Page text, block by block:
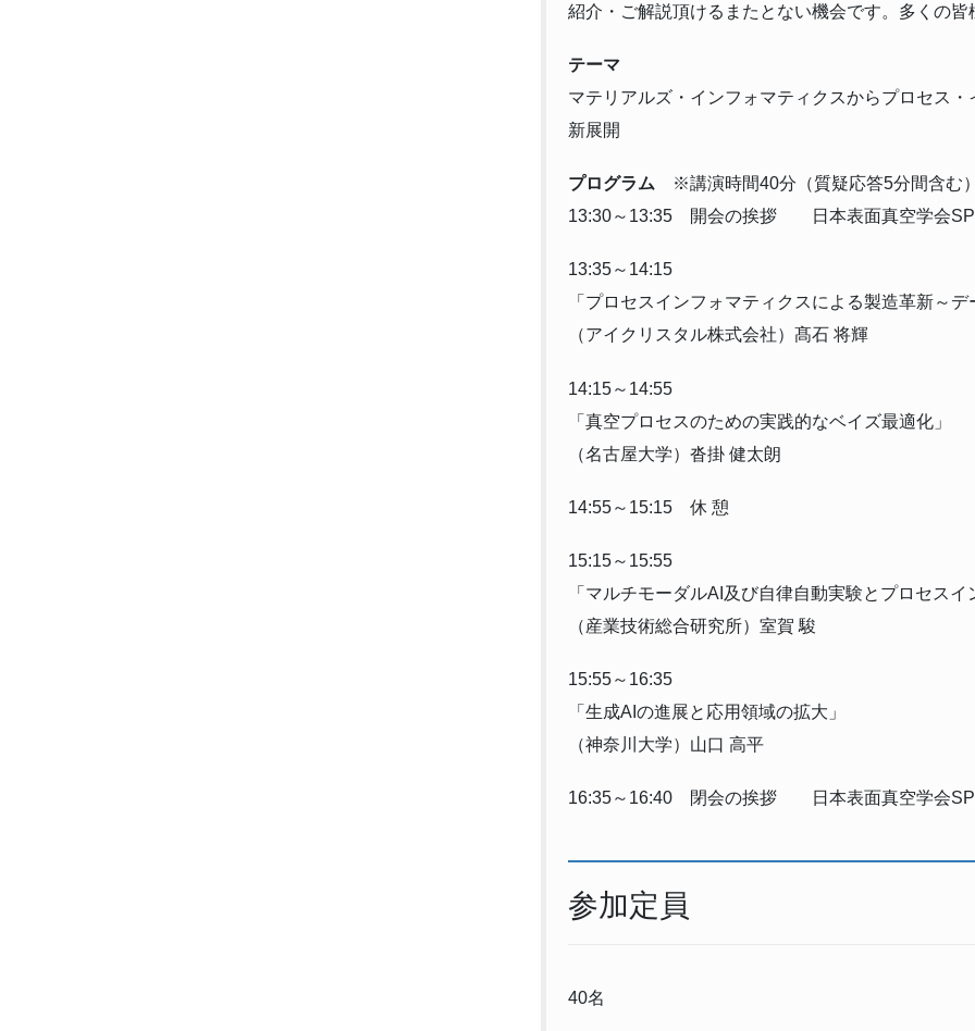
紹介・ご解説頂けるまたとない機会です。多くの
テーマ
マテリアルズ・インフォマティクスからプロセス
新展開
プログラム ※講演時間40分（質疑応答5分間含む
13:30～13:35 開会の挨拶 日本表面真空学会SP
13:35～14:15
「プロセスインフォマティクスによる製造革新～
（アイクリスタル株式会社）髙石 将輝
14:15～14:55
「真空プロセスのための実践的なベイズ最適化」
（名古屋大学）沓掛 健太朗
14:55～15:15 休 憩
15:15～15:55
「マルチモーダルAI及び自律自動実験とプロセス
（産業技術総合研究所）室賀 駿
15:55～16:35
「生成AIの進展と応用領域の拡大」
（神奈川大学）山口 高平
16:35～16:40 閉会の挨拶 日本表面真空学会SP
参加定員
40名